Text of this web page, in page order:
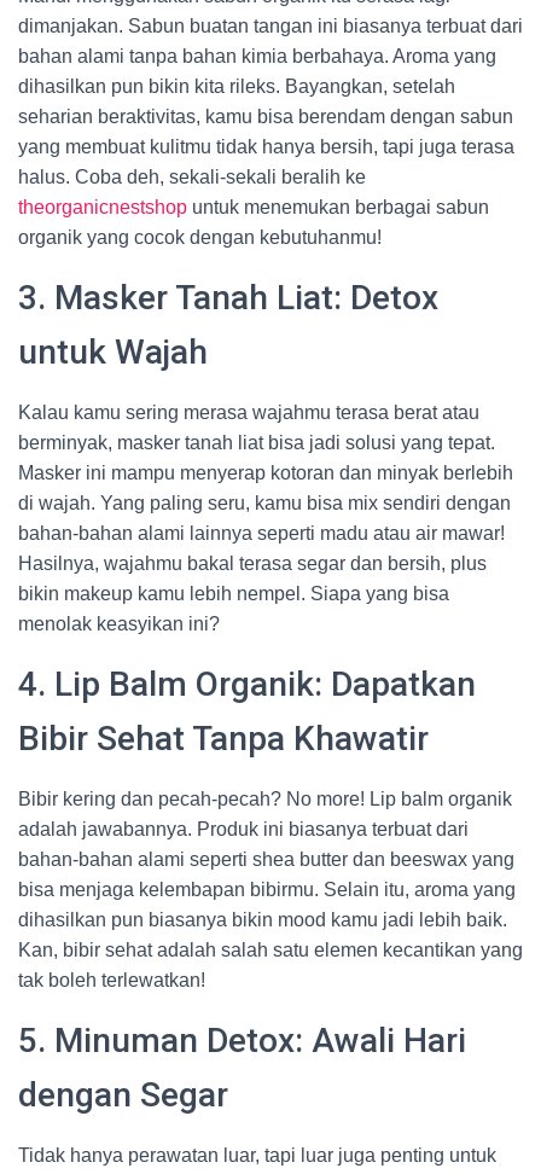
dimanjakan. Sabun buatan tangan ini biasanya terbuat dari
bahan alami tanpa bahan kimia berbahaya. Aroma yang
dihasilkan pun bikin kita rileks. Bayangkan, setelah
seharian beraktivitas, kamu bisa berendam dengan sabun
yang membuat kulitmu tidak hanya bersih, tapi juga terasa
halus. Coba deh, sekali-sekali beralih ke
theorganicnestshop untuk menemukan berbagai sabun
organik yang cocok dengan kebutuhanmu!
3. Masker Tanah Liat: Detox
untuk Wajah
Kalau kamu sering merasa wajahmu terasa berat atau
berminyak, masker tanah liat bisa jadi solusi yang tepat.
Masker ini mampu menyerap kotoran dan minyak berlebih
di wajah. Yang paling seru, kamu bisa mix sendiri dengan
bahan-bahan alami lainnya seperti madu atau air mawar!
Hasilnya, wajahmu bakal terasa segar dan bersih, plus
bikin makeup kamu lebih nempel. Siapa yang bisa
menolak keasyikan ini?
4. Lip Balm Organik: Dapatkan
Bibir Sehat Tanpa Khawatir
Bibir kering dan pecah-pecah? No more! Lip balm organik
adalah jawabannya. Produk ini biasanya terbuat dari
bahan-bahan alami seperti shea butter dan beeswax yang
bisa menjaga kelembapan bibirmu. Selain itu, aroma yang
dihasilkan pun biasanya bikin mood kamu jadi lebih baik.
Kan, bibir sehat adalah salah satu elemen kecantikan yang
tak boleh terlewatkan!
5. Minuman Detox: Awali Hari
dengan Segar
Tidak hanya perawatan luar, tapi luar juga penting untuk